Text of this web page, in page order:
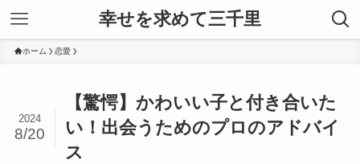
幸せを求めて三千里
ホーム 恋愛
【驚愕】かわいい子と付き合いた
い！出会うためのプロのアドバイ
ス
2024
8/20